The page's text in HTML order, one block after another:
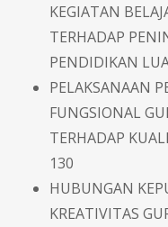
KEGIATAN
TERHADAP
PENDIDIKAN
PELAKSANAAN
FUNGSIONAL
TERHADAP
130
HUBUNGAN
KREATIVITAS